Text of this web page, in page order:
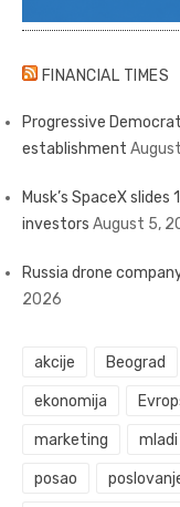
FINANCIAL TIMES
Progressive
establishment
Musk’s SpaceX
investors August 5,
Russia drone
2026
akcije Beograd
ekonomija
marketing mladi
posao